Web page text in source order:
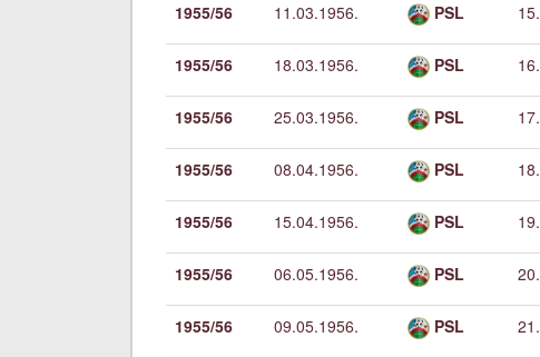
1955/56 11.03.1956. PSL 15.
1955/56 18.03.1956. PSL 16.
1955/56 25.03.1956. PSL 17.
1955/56 08.04.1956. PSL 18.
1955/56 15.04.1956. PSL 19.
1955/56 06.05.1956. PSL 20.
1955/56 09.05.1956. PSL 21.